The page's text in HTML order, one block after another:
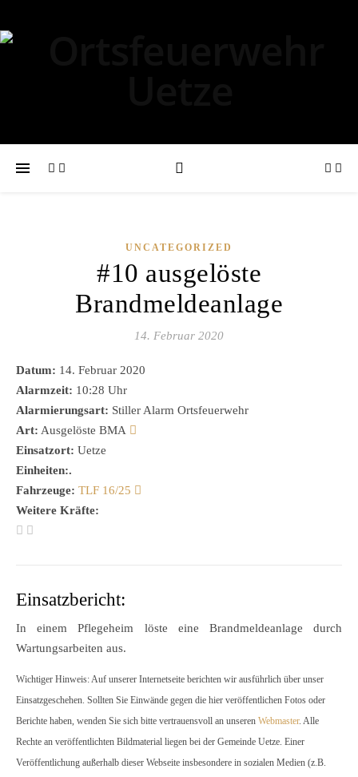
UNCATEGORIZED
#10 ausgelöste
Brandmeldeanlage
14. Februar 2020
Datum: 14. Februar 2020
Alarmzeit: 10:28 Uhr
Alarmierungsart: Stiller Alarm Ortsfeuerwehr
Art: Ausgelöste BMA
Einsatzort: Uetze
Einheiten:.
Fahrzeuge: TLF 16/25
Weitere Kräfte:
Einsatzbericht:
In einem Pflegeheim löste eine Brandmeldeanlage durch
Wartungsarbeiten aus.
Wichtiger Hinweis: Auf unserer Internetseite berichten wir ausführlich über unser
Einsatzgeschehen. Sollten Sie Einwände gegen die hier veröffentlichen Fotos oder
Berichte haben, wenden Sie sich bitte vertrauensvoll an unseren Webmaster. Alle
Rechte an veröffentlichten Bildmaterial liegen bei der Gemeinde Uetze. Einer
Veröffentlichung außerhalb dieser Webseite insbesondere in sozialen Medien (z.B.